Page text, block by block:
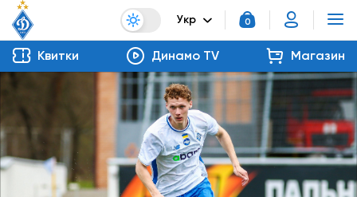
Укр 0
Квитки Динамо TV Магазин